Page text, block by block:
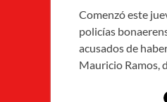
Comenzó este
policías
acusados de
Mauricio Ramos,